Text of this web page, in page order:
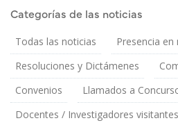
Categorías de las noticias
Todas las noticias
Presencia en
Resoluciones y Dictámenes
Convenios
Llamados a
Docentes / Investigadores visitantes